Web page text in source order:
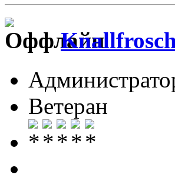
Ветеран